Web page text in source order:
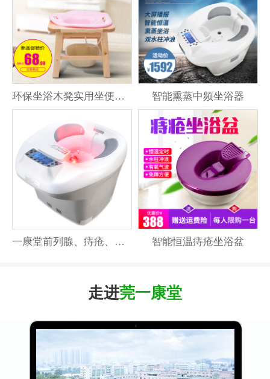
环保坐浴木凳实用坐便凳子 智能熏蒸中频坐浴器
一康堂前列腺、痔疮、妇科温水坐浴器激光坐浴器系列 智能恒温痔疮坐浴盆
走进莞一康堂